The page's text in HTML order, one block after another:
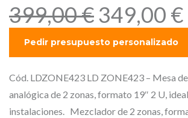
399,00€E
l
p
r
e
c
349,00 €E
l
Cód. LDZONE423 LD ZONE423 – Mesa
analógica de 2 zonas, formato 19″ 2 U,
instalaciones. Mezclador de 2 zonas,